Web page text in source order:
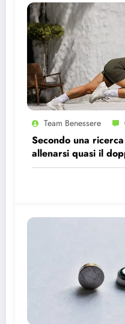
Team Benessere
Secondo una
allenarsi quasi il
avere gli stessi